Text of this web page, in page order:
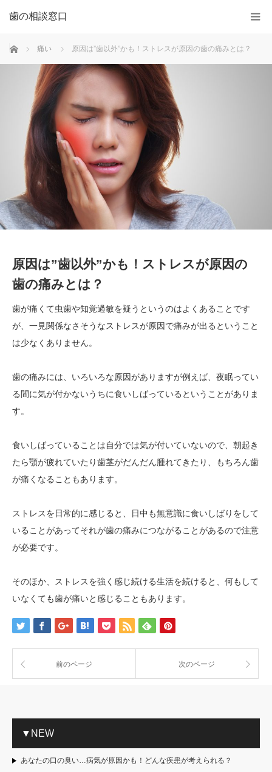
歯の相談窓口
ホーム 痛い 原因は”歯以外”かも！ストレスが原因の歯の痛みとは？
原因は”歯以外”かも！ストレスが原因の
歯の痛みとは？
歯が痛くて虫歯や知覚過敏を疑うというのはよくあることです
が、一見関係なさそうなストレスが原因で痛みが出るということ
は少なくありません。
歯の痛みには、いろいろな原因がありますが例えば、夜眠ってい
る間に気が付かないうちに食いしばっているということがありま
す。
食いしばっていることは自分では気が付いていないので、朝起き
たら顎が疲れていたり歯茎がだんだん腫れてきたり、もちろん歯
が痛くなることもあります。
ストレスを日常的に感じると、日中も無意識に食いしばりをして
いることがあってそれが歯の痛みにつながることがあるので注意
が必要です。
そのほか、ストレスを強く感じ続ける生活を続けると、何もして
いなくても歯が痛いと感じることもあります。
前のページ 次のページ
▼NEW
あなたの口の臭い…病気が原因かも！どんな疾患が考えられる？